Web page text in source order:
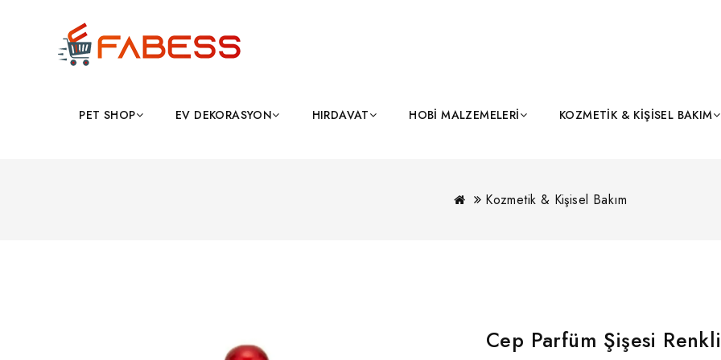
PET SHOP EV DEKORASYON HIRDAVAT HOBI MALZEMELERI KOZMETIK & KIŞISEL BAKIM
Kozmetik & Kişisel Bakım
Cep Parfüm Şişesi Renkli